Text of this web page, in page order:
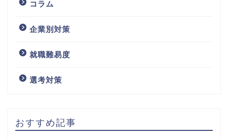
コラム
企業別対策
就職難易度
選考対策
おすすめ記事